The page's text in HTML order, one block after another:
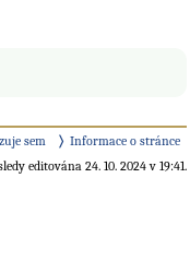
sem
Informace o stránce
editována 24. 10. 2024 v 19:41.